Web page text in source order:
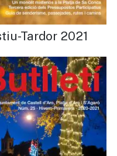
Tardor 2021